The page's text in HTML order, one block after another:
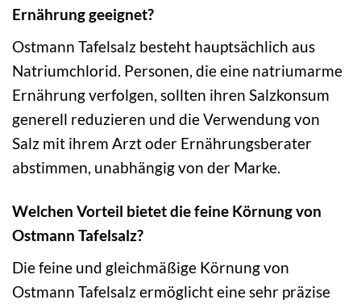
Ernährung geeignet?
Ostmann Tafelsalz besteht hauptsächlich aus
Natriumchlorid. Personen, die eine natriumarme
Ernährung verfolgen, sollten ihren Salzkonsum
generell reduzieren und die Verwendung von
Salz mit ihrem Arzt oder Ernährungsberater
abstimmen, unabhängig von der Marke.
Welchen Vorteil bietet die feine Körnung von
Ostmann Tafelsalz?
Die feine und gleichmäßige Körnung von
Ostmann Tafelsalz ermöglicht eine sehr präzise